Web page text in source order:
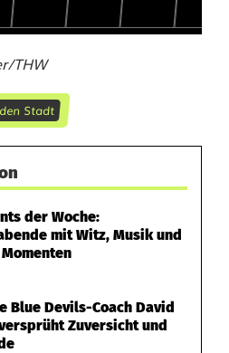
THW
Stadt
der Woche:
mit Witz, Musik und
Blue Devils-Coach David
Zuversicht und